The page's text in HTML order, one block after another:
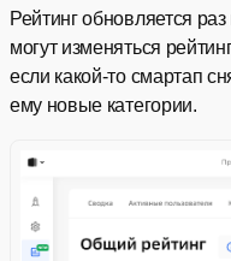
Рейтинг обновляется
могут изменяться
если какой-то смартап
ему новые категории.